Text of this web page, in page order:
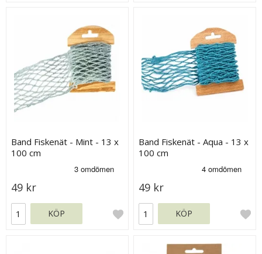
Band Fiskenät - Mint - 13 x
100 cm
49 kr
KÖP
Band Fiskenät - Aqua - 13 x
100 cm
49 kr
KÖP